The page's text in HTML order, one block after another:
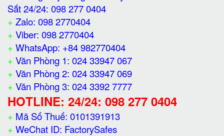
Sắt 24/24: 098 277 0404
+ Zalo: 098 2770404
+ Viber: 098 2770404
+ WhatsApp: +84 982770404
+ Văn Phòng 1: 024 33947 067
+ Văn Phòng 2: 024 33947 069
+ Văn Phòng 3: 024 3392 7777
HOTLINE: 24/24: 098 277 0404
+ Mã Số Thuế: 0101391913
+ WeChat ID: FactorySafes